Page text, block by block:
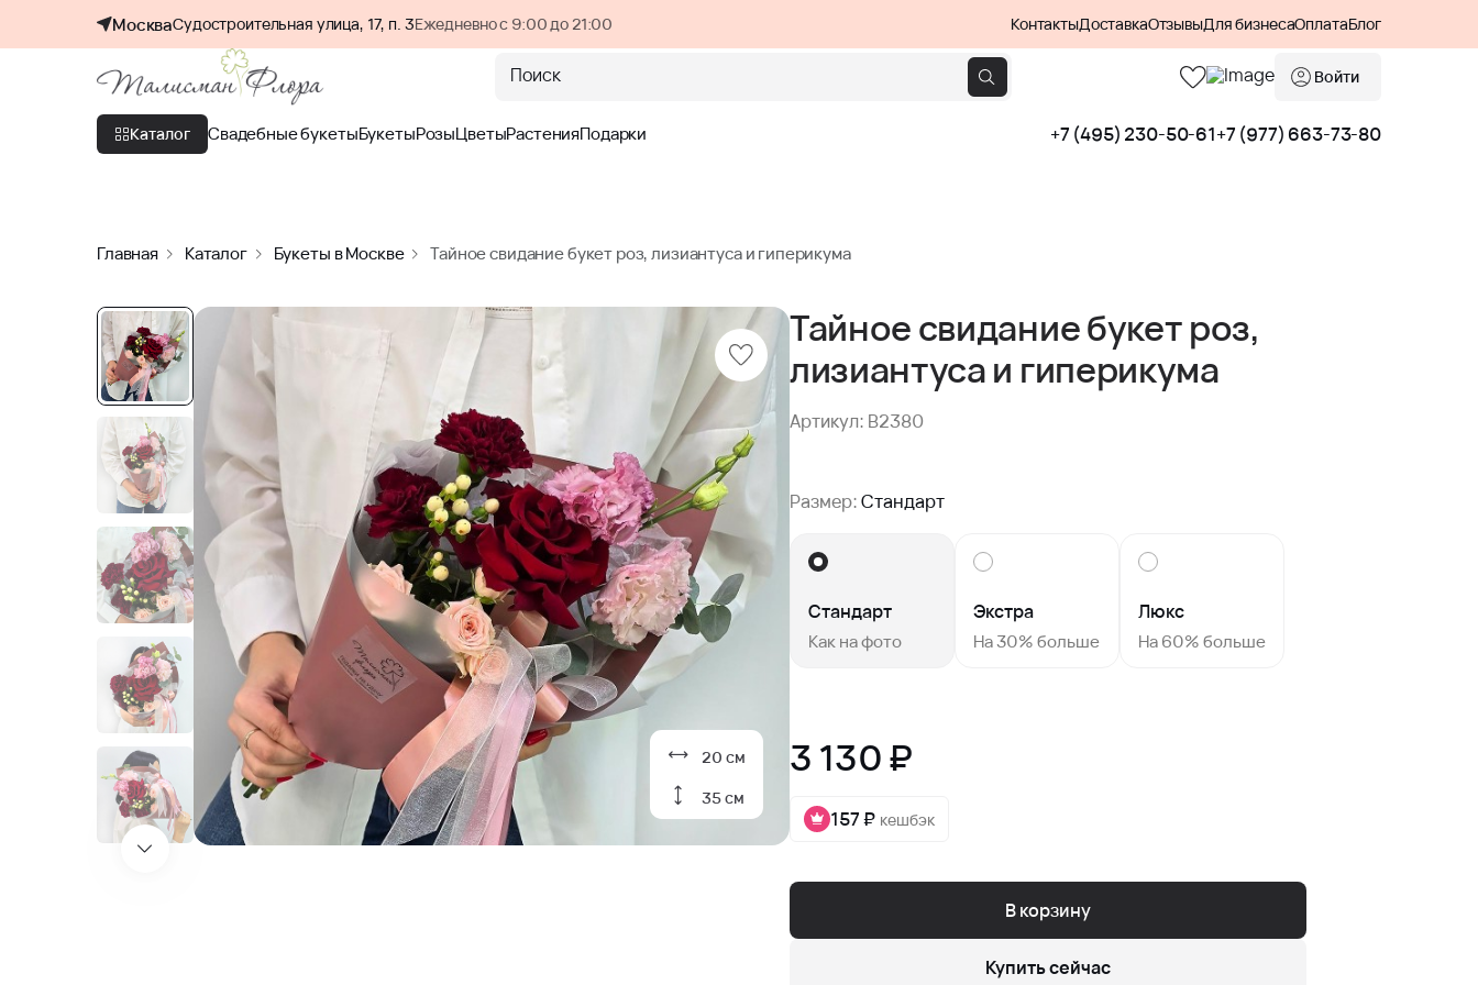
МоскваСудостроительная улица, 17, п. 3Ежедневно с 9:00 до 21:00 КонтактыДоставкаОтзывыДля бизнесаОплатаБлог
Поиск Войти
Каталог Свадебные букетыБукетыРозыЦветыРастенияПодарки +7 (495) 230-50-61+7 (977) 663-73-80
Главная Каталог Букеты в Москве Тайное свидание букет роз, лизиантуса и гиперикума
20 см
35 см
Тайное свидание букет роз,
лизиантуса и гиперикума
Артикул: B2380
Размер:Стандарт
Стандарт
Как на фото
Экстра
На 30% больше
Люкс
На 60% больше
3 130 ₽
157 ₽ кешбэк
В корзину
Купить сейчас